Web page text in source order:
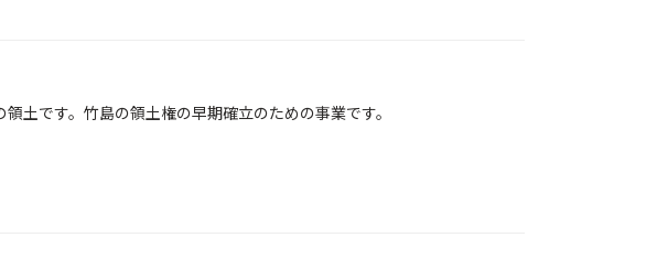
土です。竹島の領土権の早期確立のための事業です。